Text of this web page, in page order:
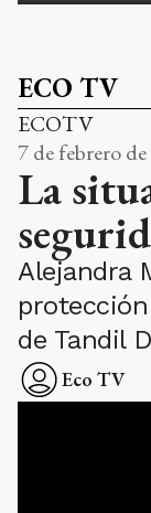
ECO TV
ECOTV
7 de febrero
La
Alejandra
de Tandil
Eco TV